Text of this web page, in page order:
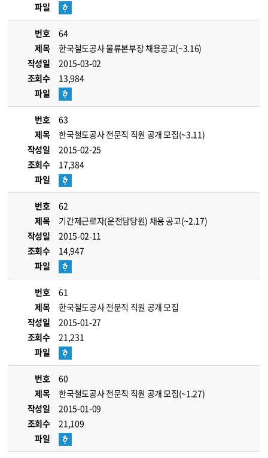
파일
번호
64
제목
한국철도공사 물류본부장 채용공고(~3.16)
작성일
2015-03-02
조회수
13,984
파일
번호
63
제목
한국철도공사 전문직 직원 공개 모집(~3.11)
작성일
2015-02-25
조회수
17,384
파일
번호
62
제목
기간제근로자(운전담당원) 채용 공고(~2.17)
작성일
2015-02-11
조회수
14,947
파일
번호
61
제목
한국철도공사 전문직 직원 공개 모집
작성일
2015-01-27
조회수
21,231
파일
번호
60
제목
한국철도공사 전문직 직원 공개 모집(~1.27)
작성일
2015-01-09
조회수
21,109
파일